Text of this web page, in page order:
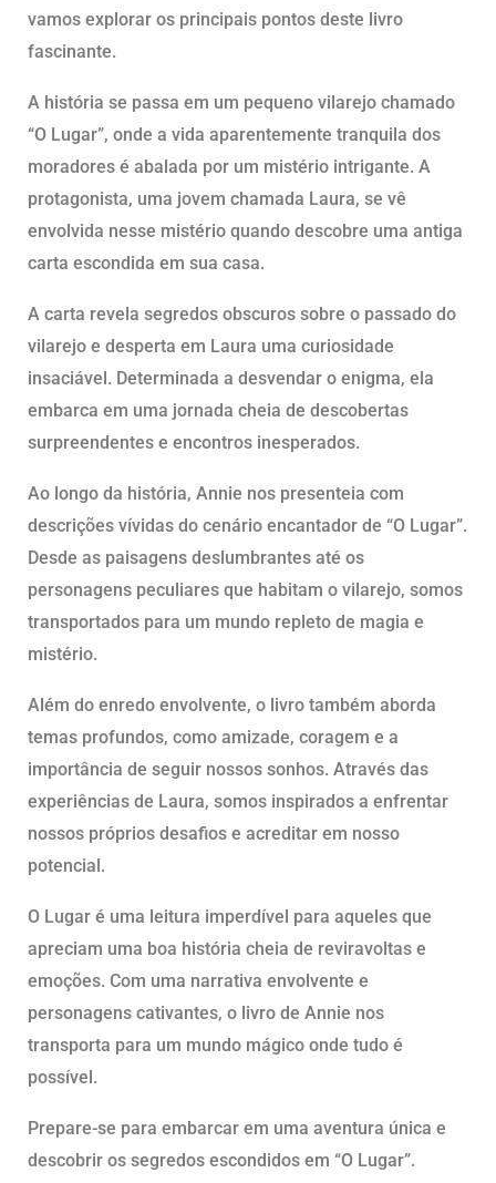
vamos explorar os principais pontos deste livro
fascinante.
A história se passa em um pequeno vilarejo chamado
“O Lugar”, onde a vida aparentemente tranquila dos
moradores é abalada por um mistério intrigante. A
protagonista, uma jovem chamada Laura, se vê
envolvida nesse mistério quando descobre uma antiga
carta escondida em sua casa.
A carta revela segredos obscuros sobre o passado do
vilarejo e desperta em Laura uma curiosidade
insaciável. Determinada a desvendar o enigma, ela
embarca em uma jornada cheia de descobertas
surpreendentes e encontros inesperados.
Ao longo da história, Annie nos presenteia com
descrições vívidas do cenário encantador de “O Lugar”.
Desde as paisagens deslumbrantes até os
personagens peculiares que habitam o vilarejo, somos
transportados para um mundo repleto de magia e
mistério.
Além do enredo envolvente, o livro também aborda
temas profundos, como amizade, coragem e a
importância de seguir nossos sonhos. Através das
experiências de Laura, somos inspirados a enfrentar
nossos próprios desafios e acreditar em nosso
potencial.
O Lugar é uma leitura imperdível para aqueles que
apreciam uma boa história cheia de reviravoltas e
emoções. Com uma narrativa envolvente e
personagens cativantes, o livro de Annie nos
transporta para um mundo mágico onde tudo é
possível.
Prepare-se para embarcar em uma aventura única e
descobrir os segredos escondidos em “O Lugar”.